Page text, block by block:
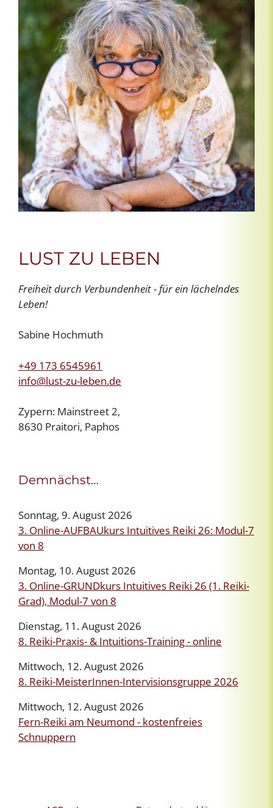
LUST ZU LEBEN
Freiheit durch Verbundenheit - für ein lächelndes
Leben!
Sabine Hochmuth
+49 173 6545961
info@lust-zu-leben.de
Zypern: Mainstreet 2,
8630 Praitori, Paphos
Demnächst…
Sonntag, 9. August 2026
3. Online-AUFBAUkurs Intuitives Reiki 26: Modul-7
von 8
Montag, 10. August 2026
3. Online-GRUNDkurs Intuitives Reiki 26 (1. Reiki-
Grad), Modul-7 von 8
Dienstag, 11. August 2026
8. Reiki-Praxis- & Intuitions-Training - online
Mittwoch, 12. August 2026
8. Reiki-MeisterInnen-Intervisionsgruppe 2026
Mittwoch, 12. August 2026
Fern-Reiki am Neumond - kostenfreies
Schnuppern